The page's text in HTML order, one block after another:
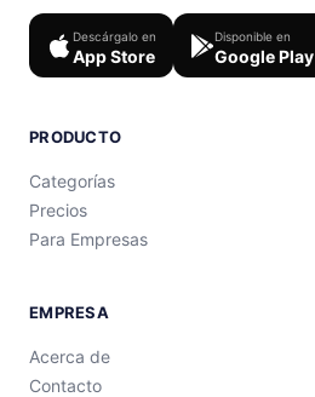
Descárgalo en
App Store
Disponible en
Google Play
PRODUCTO
Categorías
Precios
Para Empresas
EMPRESA
Acerca de
Contacto